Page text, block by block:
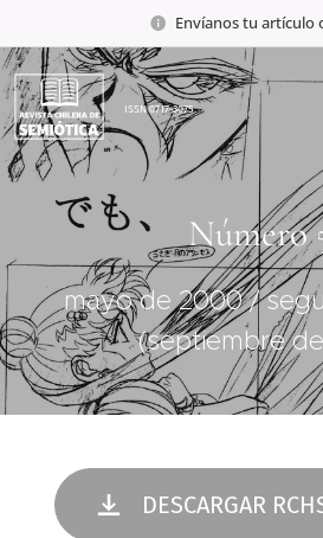
Envíanos tu artículo
ISSN 0717-3075
Número
mayo de 2000 /
(septiembre
DESCARGAR